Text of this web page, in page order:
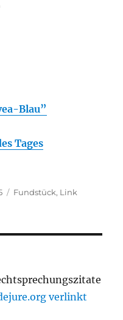
Blau”
Tages
Categories
Fundstück, Link
verlinkt